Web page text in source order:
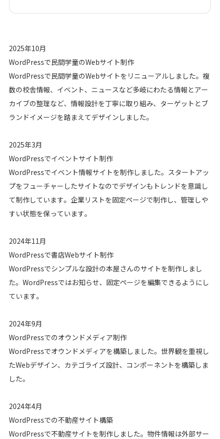
2025年10月
WordPressで民間学童のWebサイト制作
WordPressで民間学童のWebサイトをリニューアルしました。複
数の校舎情報、イベント、ニュースなど多岐にわたる情報とアー
カイブの整理など、情報設計を丁寧に取り組み、ターゲットとブ
ランドイメージを踏まえてデザインしました。
2025年3月
WordPressでイベントサイト制作
WordPressでイベント情報サイトを制作しました。スタートアッ
プをフューチャーしたサイトなのでデザインもトレンドを意識し
て制作しています。企業リストを固定ページで制作し、管理しや
すい状態を保っています。
2024年11月
WordPressで書店Webサイト制作
WordPressでシンプルな設計の本屋さんのサイトを制作しまし
た。WordPressではお知らせ、固定ページを編集できるようにし
ています。
2024年9月
WordPressでのオウンドメディア制作
WordPressでオウンドメディアを構築しました。世界観を重視し
たWebデザイン、カテゴライズ設計、コンポーネントを構築しま
した。
2024年4月
WordPressでの不動産サイト構築
WordPressで不動産サイトを制作しました。物件情報は外部サー